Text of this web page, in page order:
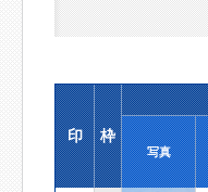
印 枠
写真